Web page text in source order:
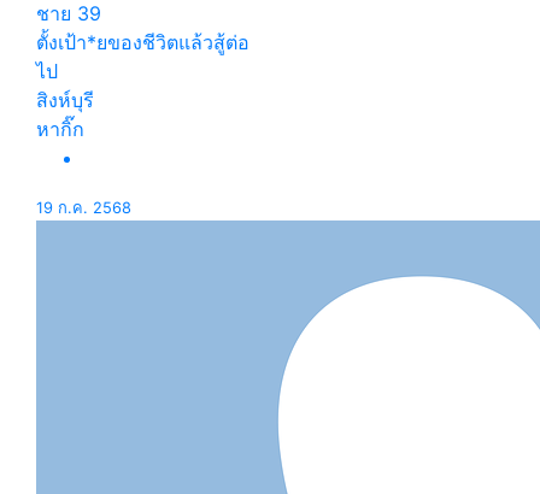
ชาย 39
ตั้งเป้า*ยของชีวิตแล้วสู้ต่อ
ไป
สิงห์บุรี
หากิ๊ก
19 ก.ค. 2568